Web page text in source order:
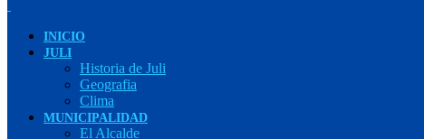
INICIO
JULI
Historia de Juli
Geografia
Clima
MUNICIPALIDAD
El Alcalde